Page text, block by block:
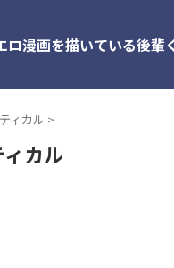
ロ漫画を描いている後輩
ィカル >
カル